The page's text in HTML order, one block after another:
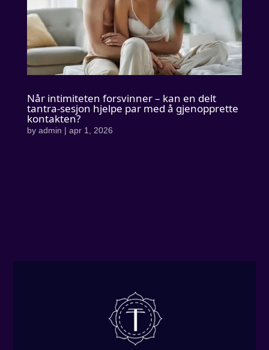
Når intimiteten forsvinner – kan en delt
tantra-sesjon hjelpe par med å gjenopprette
kontakten?
by admin | apr 1, 2026